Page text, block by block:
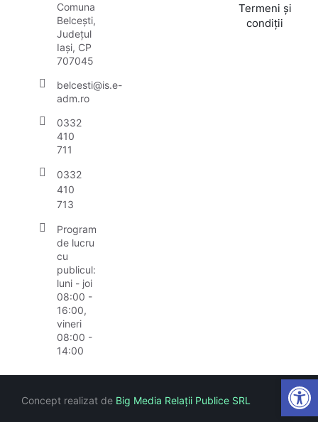
Comuna
Belcești,
Județul
Iași, CP
707045
belcesti@is.e-
adm.ro
0332
410
711
0332
410
713
Program
de lucru
cu
publicul:
luni - joi
08:00 -
16:00,
vineri
08:00 -
14:00
Termeni și
condiții
Concept realizat de Big Media Relații Publice SRL